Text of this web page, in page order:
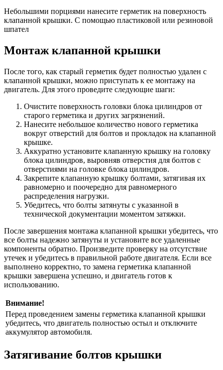
Небольшими порциями нанесите герметик на поверхность
клапанной крышки. С помощью пластиковой или резиновой
шпател
Монтаж клапанной крышки
После того, как старый герметик будет полностью удален с
клапанной крышки, можно приступать к ее монтажу на
двигатель. Для этого проведите следующие шаги:
Очистите поверхность головки блока цилиндров от
старого герметика и других загрязнений.
Нанесите небольшое количество нового герметика
вокруг отверстий для болтов и прокладок на клапанной
крышке.
Аккуратно установите клапанную крышку на головку
блока цилиндров, выровняв отверстия для болтов с
отверстиями на головке блока цилиндров.
Закрепите клапанную крышку болтами, затягивая их
равномерно и поочередно для равномерного
распределения нагрузки.
Убедитесь, что болты затянуты с указанной в
технической документации моментом затяжки.
После завершения монтажа клапанной крышки убедитесь, что
все болты надежно затянуты и установите все удаленные
компоненты обратно. Произведите проверку на отсутствие
утечек и убедитесь в правильной работе двигателя. Если все
выполнено корректно, то замена герметика клапанной
крышки завершена успешно, и двигатель готов к
использованию.
Внимание!
Перед проведением замены герметика клапанной крышки
убедитесь, что двигатель полностью остыл и отключите
аккумулятор автомобиля.
Затягивание болтов крышки